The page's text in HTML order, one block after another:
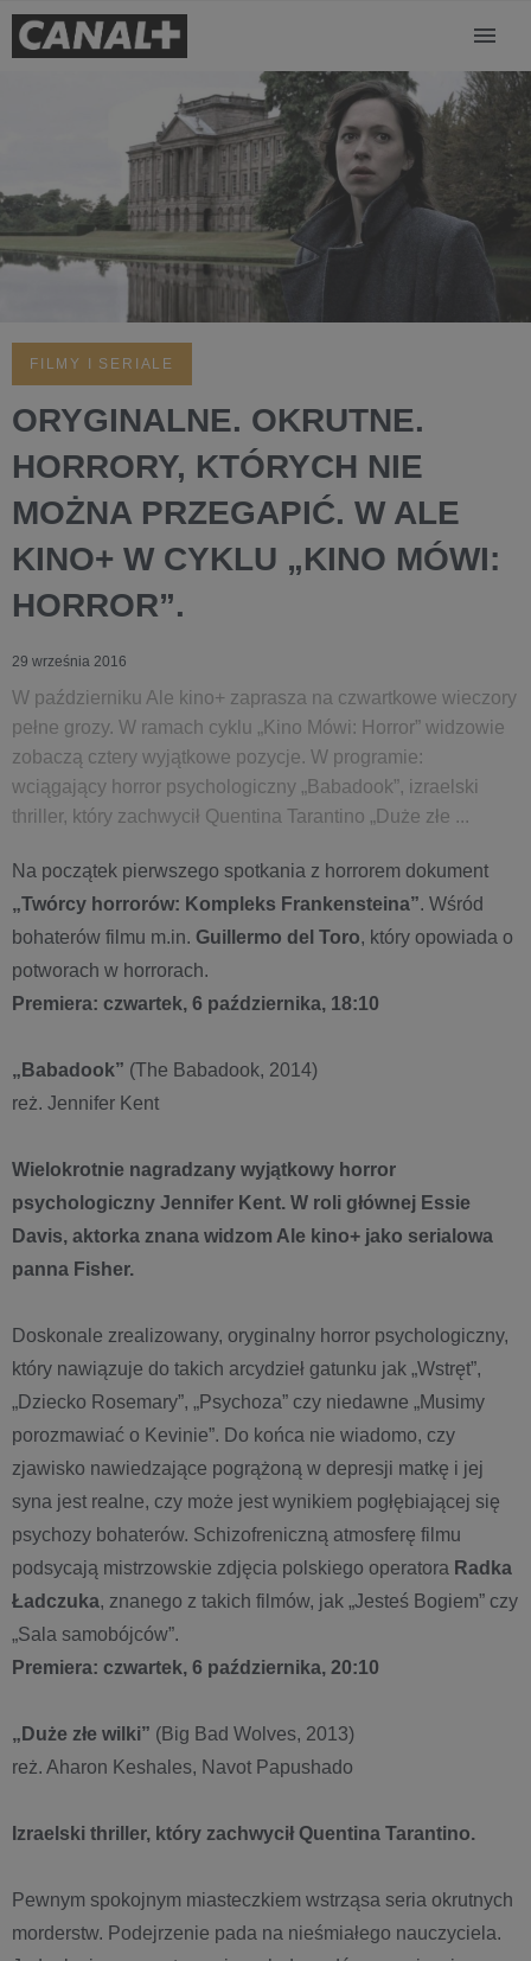
FILMY I SERIALE
ORYGINALNE. OKRUTNE.
HORRORY, KTÓRYCH NIE
MOŻNA PRZEGAPIĆ. W ALE
KINO+ W CYKLU „KINO MÓWI:
HORROR”.
29 września 2016
W październiku Ale kino+ zaprasza na czwartkowe wieczory
pełne grozy. W ramach cyklu „Kino Mówi: Horror” widzowie
zobaczą cztery wyjątkowe pozycje. W programie:
wciągający horror psychologiczny „Babadook”, izraelski
thriller, który zachwycił Quentina Tarantino „Duże złe ...
Na początek pierwszego spotkania z horrorem dokument
„Twórcy horrorów: Kompleks Frankensteina”. Wśród
bohaterów filmu m.in. Guillermo del Toro, który opowiada o
potworach w horrorach.
Premiera: czwartek, 6 października, 18:10
„Babadook” (The Babadook, 2014)
reż. Jennifer Kent
Wielokrotnie nagradzany wyjątkowy horror
psychologiczny Jennifer Kent. W roli głównej Essie
Davis, aktorka znana widzom Ale kino+ jako serialowa
panna Fisher.
Doskonale zrealizowany, oryginalny horror psychologiczny,
który nawiązuje do takich arcydzieł gatunku jak „Wstręt”,
„Dziecko Rosemary”, „Psychoza” czy niedawne „Musimy
porozmawiać o Kevinie”. Do końca nie wiadomo, czy
zjawisko nawiedzające pogrążoną w depresji matkę i jej
syna jest realne, czy może jest wynikiem pogłębiającej się
psychozy bohaterów. Schizofreniczną atmosferę filmu
podsycają mistrzowskie zdjęcia polskiego operatora Radka
Ładczuka, znanego z takich filmów, jak „Jesteś Bogiem” czy
„Sala samobójców”.
Premiera: czwartek, 6 października, 20:10
„Duże złe wilki” (Big Bad Wolves, 2013)
reż. Aharon Keshales, Navot Papushado
Izraelski thriller, który zachwycił Quentina Tarantino.
Pewnym spokojnym miasteczkiem wstrząsa seria okrutnych
morderstw. Podejrzenie pada na nieśmiałego nauczyciela.